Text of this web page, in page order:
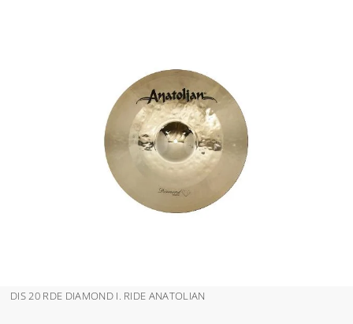
DIS 20 RDE DIAMOND I. RIDE ANATOLIAN